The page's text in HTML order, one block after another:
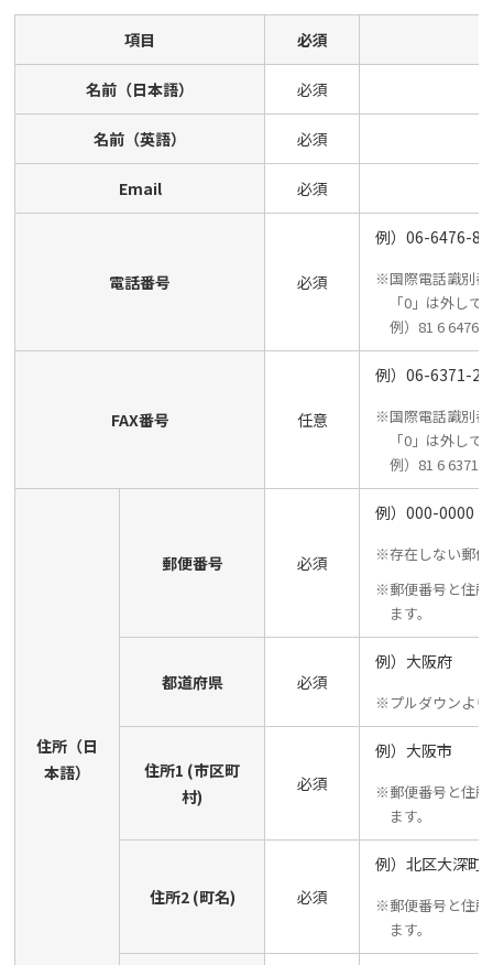
項目 必須
名前（日本語） 必須
名前（英語） 必須
Email 必須
電話番号 必須
例）06-6476-
※国際電話識別番
「0」は外して
例）81 6 6476
FAX番号 任意
例）06-6371-
※国際電話識別番
「0」は外して
例）81 6 6371
住所（日
本語）
郵便番号 必須
例）000-0000
※存在しない郵便
※郵便番号と住所
ます。
都道府県 必須
例）大阪府
※プルダウンよ
住所1 (市区町
村)
必須
例）大阪市
※郵便番号と住所
ます。
住所2 (町名) 必須
例）北区大深町
※郵便番号と住所
ます。